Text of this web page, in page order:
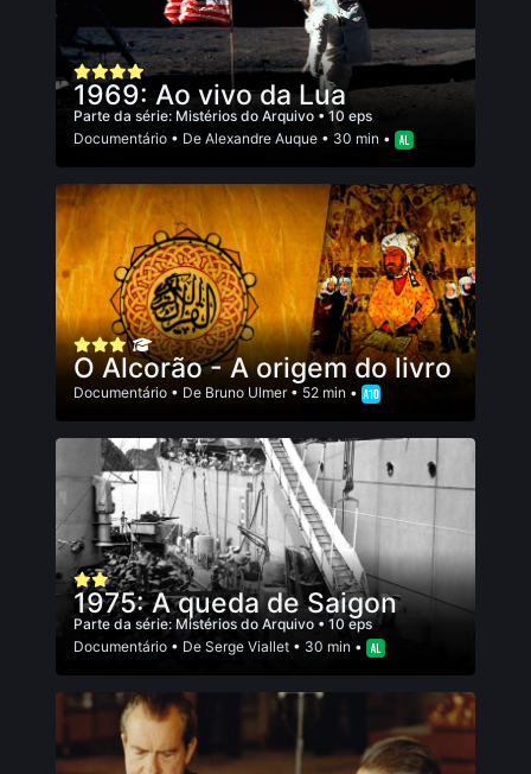
1969: Ao vivo da Lua
Parte da série: Mistérios do Arquivo • 10 eps
Documentário • De Alexandre Auque • 30 min •
O Alcorão - A origem do livro
Documentário • De Bruno Ulmer• 52 min •
1975: A queda de Saigon
Parte da série: Mistérios do Arquivo • 10 eps
Documentário • De Serge Viallet • 30 min •